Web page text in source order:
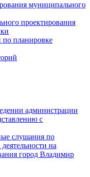
муниципального
проектирования
по планировке
администрации
с
слушания по
на
город Владимир